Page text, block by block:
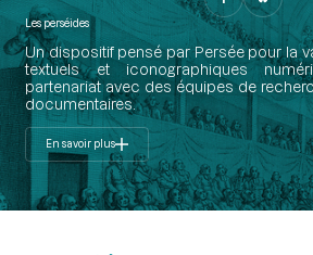
Les perséides
Un dispositif pensé par Persée pour la
textuels et iconographiques
partenariat avec des équipes de
documentaires.
En savoir plus